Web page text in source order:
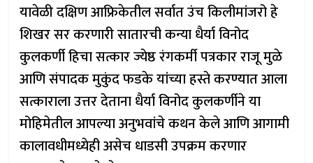
यावेळी दक्षिण आफ्रिकेतील सर्वात उंच किलीमांजरो हे
शिखर सर करणारी सातारची कन्या धैर्या विनोद
कुलकर्णी हिचा सत्कार ज्येष्ठ रंगकर्मी पत्रकार राजू मुळे
आणि संपादक मुकुंद फडके यांच्या हस्ते करण्यात आला
सत्काराला उत्तर देताना धैर्या विनोद कुलकर्णीने या
मोहिमेतील आपल्या अनुभवांचे कथन केले आणि आगामी
कालावधीमध्येही असेच धाडसी उपक्रम करणार